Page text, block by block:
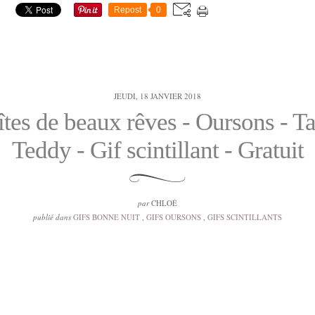
Repost 0
JEUDI, 18 JANVIER 2018
de beaux rêves - Oursons -
Teddy - Gif scintillant - Gratuit
parCHLOÉ
publié dans GIFS BONNE NUIT , GIFS OURSONS , GIFS SCINTILLANTS